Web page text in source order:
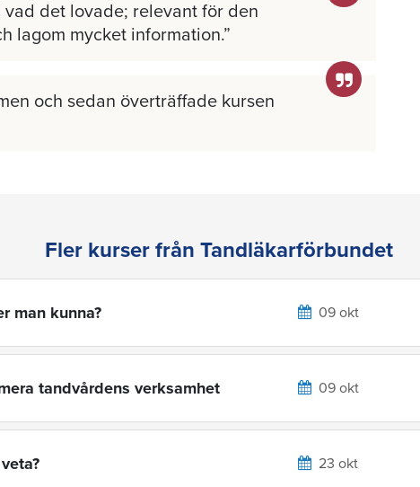
det lovade; relevant för den
lagom mycket information.
och sedan överträffade kursen
Fler kurser från Tandläkarförbundet
man kunna? 09 okt
tandvårdens verksamhet 09 okt
23 okt